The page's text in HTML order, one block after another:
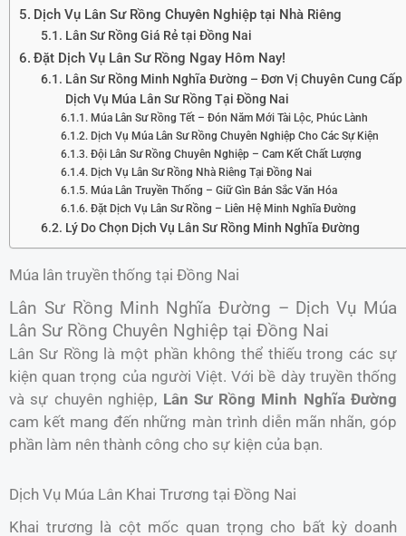
Dịch Vụ Lân Sư Rồng Chuyên Nghiệp tại Nhà Riêng
Lân Sư Rồng Giá Rẻ tại Đồng Nai
Đặt Dịch Vụ Lân Sư Rồng Ngay Hôm Nay!
Lân Sư Rồng Minh Nghĩa Đường – Đơn Vị Chuyên Cung Cấp
Dịch Vụ Múa Lân Sư Rồng Tại Đồng Nai
Múa Lân Sư Rồng Tết – Đón Năm Mới Tài Lộc, Phúc Lành
Dịch Vụ Múa Lân Sư Rồng Chuyên Nghiệp Cho Các Sự Kiện
Đội Lân Sư Rồng Chuyên Nghiệp – Cam Kết Chất Lượng
Dịch Vụ Lân Sư Rồng Nhà Riêng Tại Đồng Nai
Múa Lân Truyền Thống – Giữ Gìn Bản Sắc Văn Hóa
Đặt Dịch Vụ Lân Sư Rồng – Liên Hệ Minh Nghĩa Đường
Lý Do Chọn Dịch Vụ Lân Sư Rồng Minh Nghĩa Đường
Múa lân truyền thống tại Đồng Nai
Lân Sư Rồng Minh Nghĩa Đường – Dịch Vụ Múa
Lân Sư Rồng Chuyên Nghiệp tại Đồng Nai
Lân Sư Rồng là một phần không thể thiếu trong các sự
kiện quan trọng của người Việt. Với bề dày truyền thống
và sự chuyên nghiệp, Lân Sư Rồng Minh Nghĩa Đường
cam kết mang đến những màn trình diễn mãn nhãn, góp
phần làm nên thành công cho sự kiện của bạn.
Dịch Vụ Múa Lân Khai Trương tại Đồng Nai
Khai trương là cột mốc quan trọng cho bất kỳ doanh